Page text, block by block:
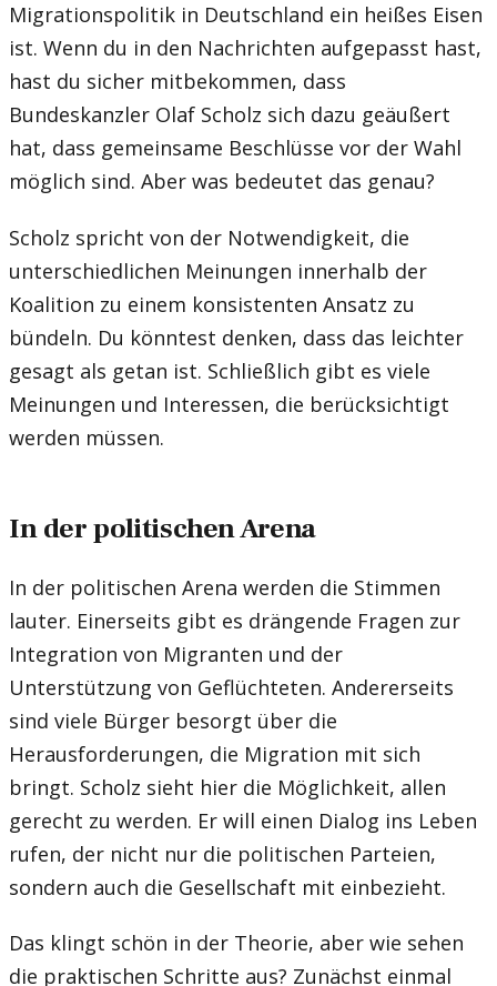
Migrationspolitik in Deutschland ein heißes Eisen
ist. Wenn du in den Nachrichten aufgepasst hast,
hast du sicher mitbekommen, dass
Bundeskanzler Olaf Scholz sich dazu geäußert
hat, dass gemeinsame Beschlüsse vor der Wahl
möglich sind. Aber was bedeutet das genau?
Scholz spricht von der Notwendigkeit, die
unterschiedlichen Meinungen innerhalb der
Koalition zu einem konsistenten Ansatz zu
bündeln. Du könntest denken, dass das leichter
gesagt als getan ist. Schließlich gibt es viele
Meinungen und Interessen, die berücksichtigt
werden müssen.
In der politischen Arena
In der politischen Arena werden die Stimmen
lauter. Einerseits gibt es drängende Fragen zur
Integration von Migranten und der
Unterstützung von Geflüchteten. Andererseits
sind viele Bürger besorgt über die
Herausforderungen, die Migration mit sich
bringt. Scholz sieht hier die Möglichkeit, allen
gerecht zu werden. Er will einen Dialog ins Leben
rufen, der nicht nur die politischen Parteien,
sondern auch die Gesellschaft mit einbezieht.
Das klingt schön in der Theorie, aber wie sehen
die praktischen Schritte aus? Zunächst einmal